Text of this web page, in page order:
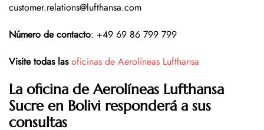
customer.relations@lufthansa.com
Número de contacto: +49 69 86 799 799
Visite todas las oficinas de Aerolíneas Lufthansa
La oficina de Aerolíneas Lufthansa
Sucre en Bolivi responderá a sus
consultas